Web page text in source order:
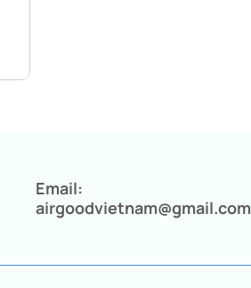
Email:
airgoodvietnam@gmail.com